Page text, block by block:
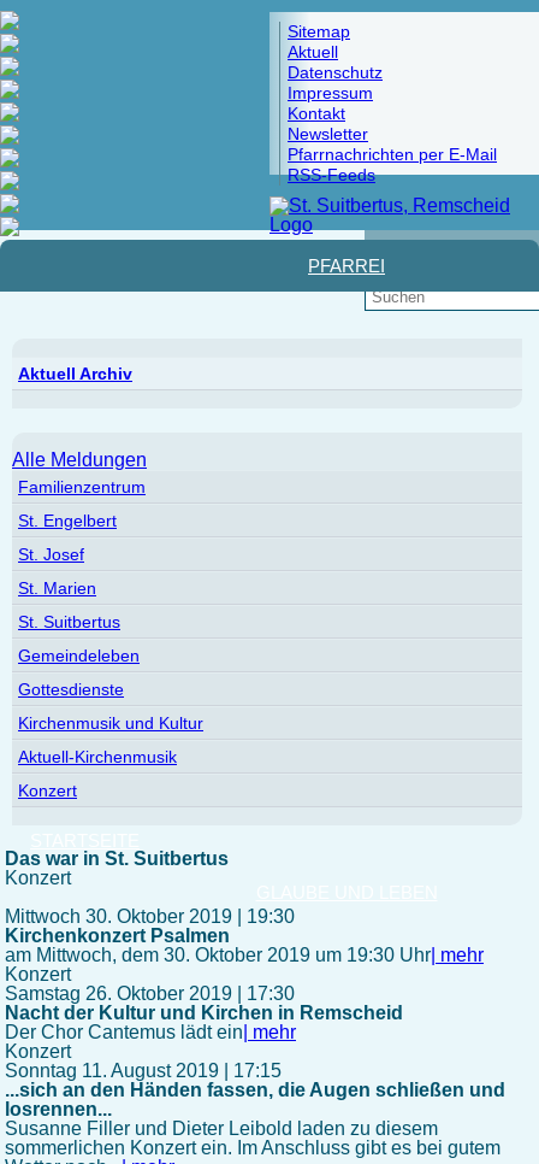
Sitemap
Aktuell
Datenschutz
Impressum
Kontakt
Newsletter
Pfarrnachrichten per E-Mail
RSS-Feeds
PFARREI
Aktuell Archiv
Alle Meldungen
Familienzentrum
St. Engelbert
St. Josef
St. Marien
St. Suitbertus
Gemeindeleben
Gottesdienste
Kirchenmusik und Kultur
Aktuell-Kirchenmusik
Konzert
Das war in St. Suitbertus
Konzert
Mittwoch 30. Oktober 2019 | 19:30
Kirchenkonzert Psalmen
am Mittwoch, dem 30. Oktober 2019 um 19:30 Uhr | mehr
Konzert
Samstag 26. Oktober 2019 | 17:30
Nacht der Kultur und Kirchen in Remscheid
Der Chor Cantemus lädt ein | mehr
Konzert
Sonntag 11. August 2019 | 17:15
...sich an den Händen fassen, die Augen schließen und
losrennen...
Susanne Filler und Dieter Leibold laden zu diesem
sommerlichen Konzert ein. Im Anschluss gibt es bei gutem